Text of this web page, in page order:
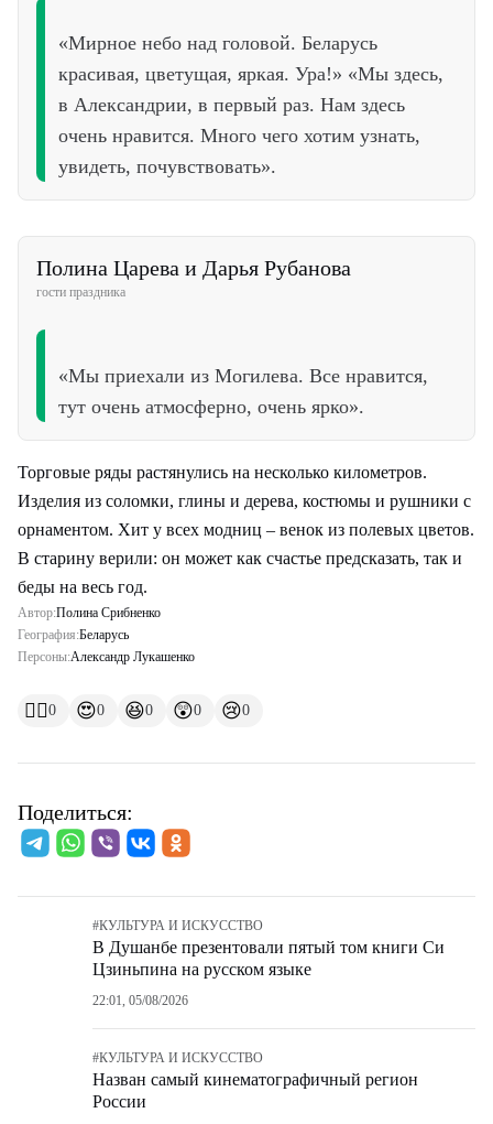
«Мирное небо над головой. Беларусь
красивая, цветущая, яркая. Ура!» «Мы здесь,
в Александрии, в первый раз. Нам здесь
очень нравится. Много чего хотим узнать,
увидеть, почувствовать».
Полина Царева и Дарья Рубанова
гости праздника
«Мы приехали из Могилева. Все нравится,
тут очень атмосферно, очень ярко».
Торговые ряды растянулись на несколько километров.
Изделия из соломки, глины и дерева, костюмы и рушники с
орнаментом. Хит у всех модниц – венок из полевых цветов.
В старину верили: он может как счастье предсказать, так и
беды на весь год.
Автор:Полина Срибненко
География:Беларусь
Персоны:Александр Лукашенко
👍🏻0 😍0 😆0 😲0 😢0
Поделиться:
#КУЛЬТУРА И ИСКУССТВО
В Душанбе презентовали пятый том книги Си
Цзиньпина на русском языке
22:01, 05/08/2026
#КУЛЬТУРА И ИСКУССТВО
Назван самый кинематографичный регион
России